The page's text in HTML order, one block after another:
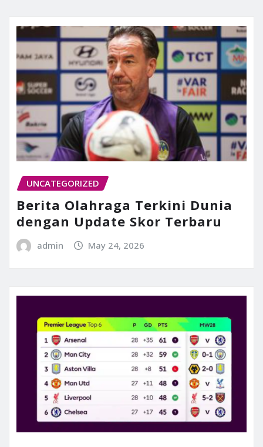
UNCATEGORIZED
Berita Olahraga Terkini Dunia
dengan Update Skor Terbaru
admin May 24, 2026